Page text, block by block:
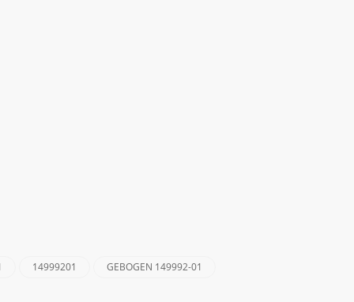
14999201 GEBOGEN 149992-01